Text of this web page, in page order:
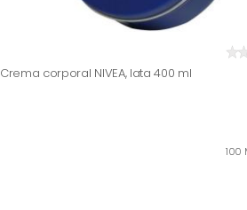
Crema corporal NIVEA, lata 400 ml
100